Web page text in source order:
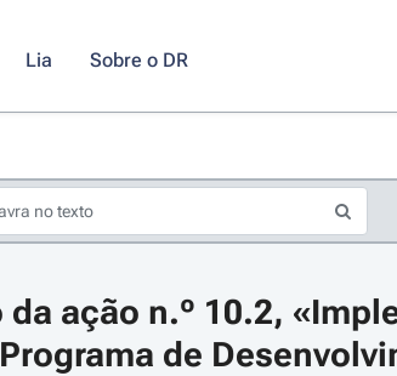
Lia Sobre o DR
ação n.º 10.2,
de